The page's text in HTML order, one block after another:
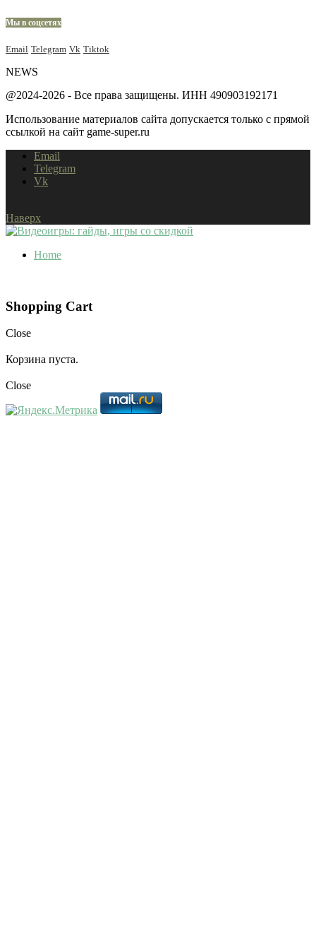
Мы в соцсетях
Email Telegram Vk Tiktok
NEWS
@2024-2026 - Все права защищены. ИНН 490903192171
Использование материалов сайта допускается только с прямой
ссылкой на сайт game-super.ru
Email
Telegram
Vk
Наверх
Home
Shopping Cart
Close
Корзина пуста.
Close